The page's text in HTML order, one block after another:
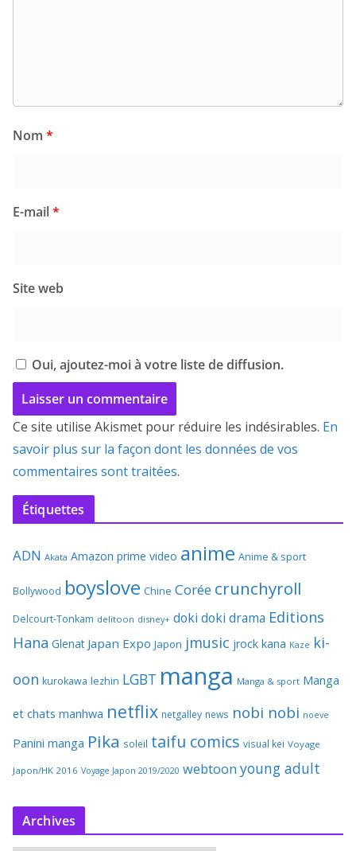
Nom *
E-mail*
Site web
Oui, ajoutez-moi à votre liste de diffusion.
Ce site utilise Akismet pour réduire les indésirables. En
savoir plus sur la façon dont les données de vos
commentaires sont traitées.
Étiquettes
ADN Akata Amazon prime video anime Anime & sport
Bollywood boyslove Chine Corée crunchyroll
Delcourt-Tonkam delitoon disney+ doki doki drama Editions
Hana Glenat Japan Expo Japon jmusic jrock kana Kaze ki-
oon kurokawa lezhin LGBT manga Manga & sport Manga
et chats manhwa netflix netgalley news nobi nobi noeve
Panini manga Pika soleil taifu comics visual kei Voyage
Japon/HK 2016 Voyage Japon 2019/2020 webtoon young adult
Archives